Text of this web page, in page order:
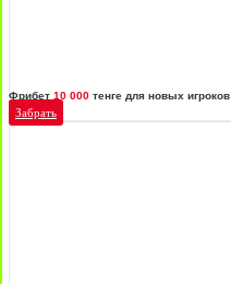
Фрибет 10 000 тенге для новых игроков
Забрать